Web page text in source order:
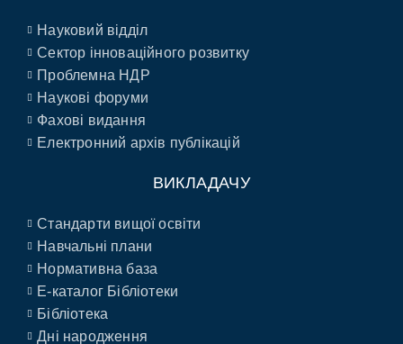
Науковий відділ
Сектор інноваційного розвитку
Проблемна НДР
Наукові форуми
Фахові видання
Електронний архів публікацій
ВИКЛАДАЧУ
Стандарти вищої освіти
Навчальні плани
Нормативна база
E-каталог Бібліотеки
Бібліотека
Дні народження